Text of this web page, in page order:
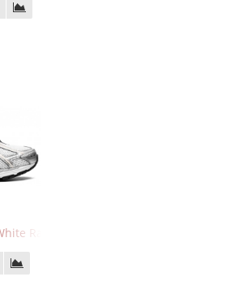
Rain Cloud Silver Metallic